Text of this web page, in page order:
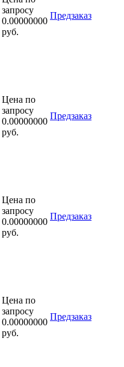
запросу
0.00000000
руб.
Предзаказ
Цена по
запросу
0.00000000
руб.
Предзаказ
Цена по
запросу
0.00000000
руб.
Предзаказ
Цена по
запросу
0.00000000
руб.
Предзаказ